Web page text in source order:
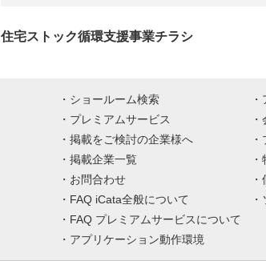
住宅ストック循環支援事業チラシ
ショールーム検索
プレミアムサービス
掲載をご検討の企業様へ
掲載企業一覧
お問合わせ
FAQ iCata全般について
FAQ プレミアムサービスについて
アプリケーション動作環境